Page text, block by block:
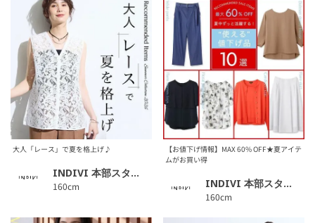
大人「レース」で夏を格上げ♪
INDIVI 本部スタッフ
160cm
【お値下げ情報】MAX 60% OFF★夏アイテ
ムがお買い得
INDIVI 本部スタッフ
160cm